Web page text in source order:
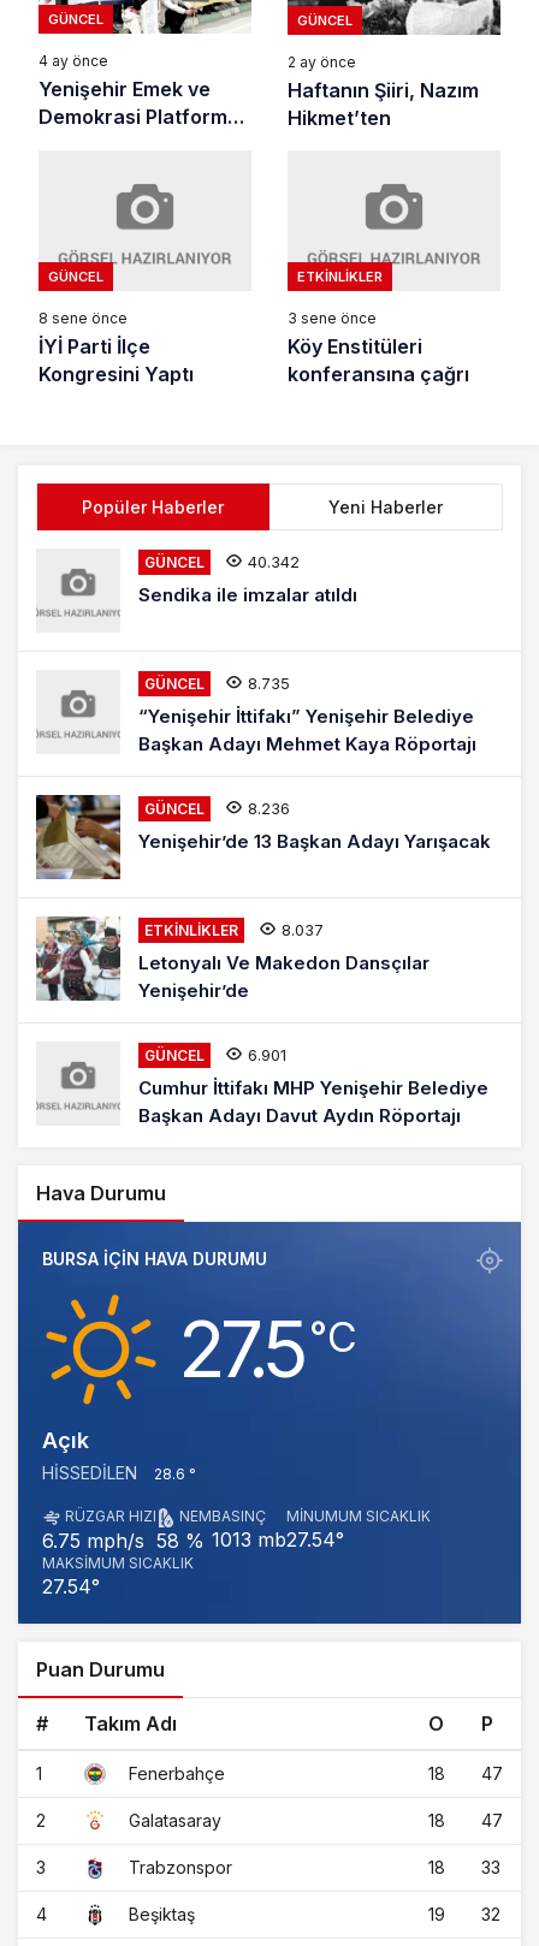
GÜNCEL
4 ay önce
Yenişehir Emek ve
Demokrasi Platformu:
GÜNCEL
2 ay önce
Haftanın Şiiri, Nazım
Hikmet’ten
GÜNCEL
8 sene önce
İYİ Parti İlçe
Kongresini Yaptı
ETKINLIKLER
3 sene önce
Köy Enstitüleri
konferansına çağrı
Popüler Haberler Yeni Haberler
GÜNCEL 40.342
Sendika ile imzalar atıldı
GÜNCEL 8.735
“Yenişehir İttifakı” Yenişehir Belediye
Başkan Adayı Mehmet Kaya Röportajı
GÜNCEL 8.236
Yenişehir’de 13 Başkan Adayı Yarışacak
ETKINLIKLER 8.037
Letonyalı Ve Makedon Dansçılar
Yenişehir’de
GÜNCEL 6.901
Cumhur İttifakı MHP Yenişehir Belediye
Başkan Adayı Davut Aydın Röportajı
Hava Durumu
BURSA IÇIN HAVA DURUMU
27.5‎°C
Açık
HISSEDILEN 28.6 °
RÜZGAR HIZI
6.75 mph/s
NEM
58 %
BASINÇ
1013 mb
MINUMUM SICAKLIK
27.54°
MAKSIMUM SICAKLIK
27.54°
Puan Durumu
# Takım Adı O P
1 Fenerbahçe 18 47
2 Galatasaray 18 47
3 Trabzonspor 18 33
4 Beşiktaş 19 32